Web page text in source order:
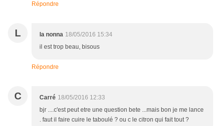
Répondre
L la nonna 18/05/2016 15:34
il est trop beau, bisous
Répondre
C Carré 18/05/2016 12:33
bjr ....c'est peut etre une question bete ...mais bon je me lance
. faut il faire cuire le taboulé ? ou c le citron qui fait tout ?